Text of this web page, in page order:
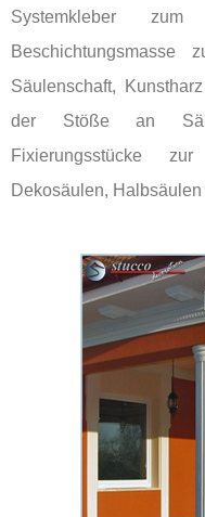
Systemkleber
Säulenschaft,
der Stöße an
Fixierungsstücke
Dekosäulen,